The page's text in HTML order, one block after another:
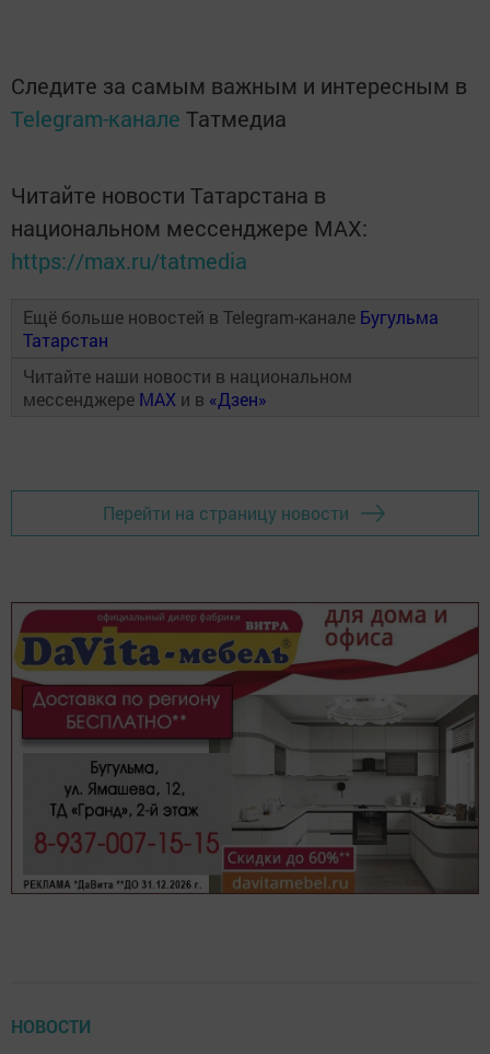
Следите за самым важным и интересным в
Telegram-канале Татмедиа
Читайте новости Татарстана в
национальном мессенджере MАХ:
https://max.ru/tatmedia
Ещё больше новостей в Telegram-канале Бугульма
Татарстан
Читайте наши новости в национальном
мессенджере MAX и в «Дзен»
Перейти на страницу новости
НОВОСТИ